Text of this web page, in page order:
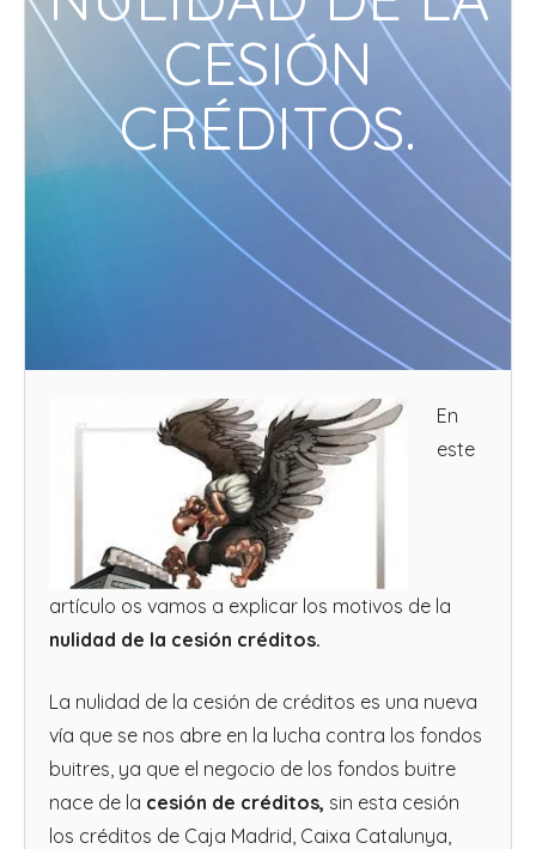
CESIÓN
CRÉDITOS.
En
este
artículo os vamos a explicar los motivos de la
nulidad de la cesión créditos.
La nulidad de la cesión de créditos es una nueva
vía que se nos abre en la lucha contra los fondos
buitres, ya que el negocio de los fondos buitre
nace de la cesión de créditos, sin esta cesión
los créditos de Caja Madrid, Caixa Catalunya,